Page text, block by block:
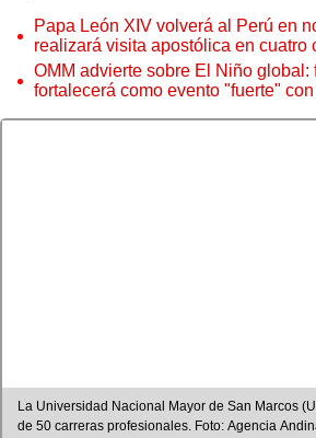
Papa León XIV volverá al Perú en
realizará visita apostólica en cuatro
OMM advierte sobre El Niño global:
fortalecerá como evento "fuerte"
La Universidad Nacional Mayor de San Marcos
de 50 carreras profesionales. Foto: Agencia